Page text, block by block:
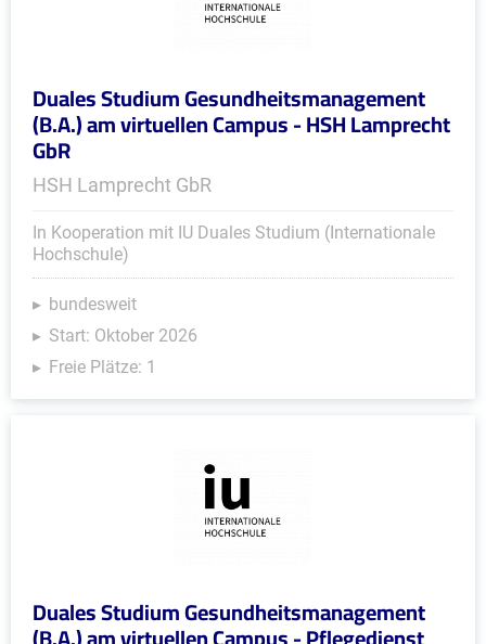
Duales Studium Gesundheitsmanagement
(B.A.) am virtuellen Campus - HSH Lamprecht
GbR
HSH Lamprecht GbR
In Kooperation mit IU Duales Studium (Internationale
Hochschule)
bundesweit
Start: Oktober 2026
Freie Plätze: 1
Duales Studium Gesundheitsmanagement